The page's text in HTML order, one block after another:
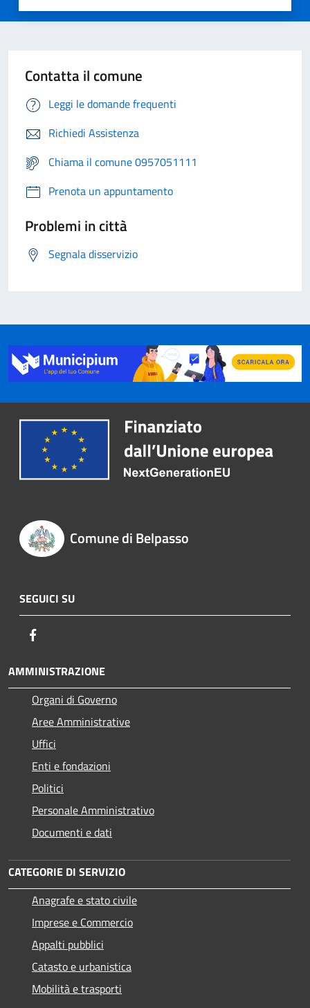
Contatta il comune
Leggi le domande frequenti
Richiedi Assistenza
Chiama il comune 0957051111
Prenota un appuntamento
Problemi in città
Segnala disservizio
Comune di Belpasso
SEGUICI SU
AMMINISTRAZIONE
Organi di Governo
Aree Amministrative
Uffici
Enti e fondazioni
Politici
Personale Amministrativo
Documenti e dati
CATEGORIE DI SERVIZIO
Anagrafe e stato civile
Imprese e Commercio
Appalti pubblici
Catasto e urbanistica
Mobilità e trasporti